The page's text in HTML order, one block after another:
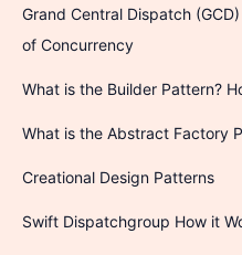
Grand Central Dispatch
of Concurrency
What is the Builder Pattern?
What is the Abstract Factory
Creational Design Patterns
Swift Dispatchgroup How it